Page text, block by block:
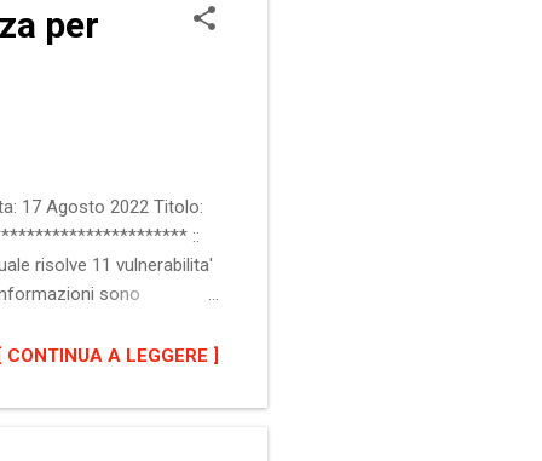
per
Agosto 2022 Titolo:
::
risolve 11 vulnerabilita'
sono
Aggiornare alla versione
CONTINUA A LEGGERE ]